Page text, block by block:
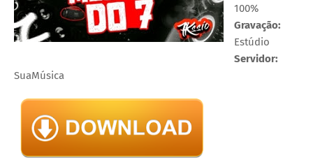
100%
Gravação:
Estúdio
Servidor:
SuaMúsica